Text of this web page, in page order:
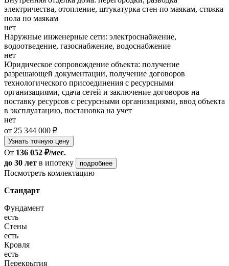
электричества, отопление, штукатурка стен по маякам, стяжка
пола по маякам
нет
Наружные инженерные сети: электроснабжение,
водоотведение, газоснабжение, водоснабжение
нет
Юридическое сопровождение объекта: получение
разрешающей документации, получение договоров
технологического присоединения с ресурсными
организациями, сдача сетей и заключение договоров на
поставку ресурсов с ресурсными организациями, ввод объекта
в эксплуатацию, постановка на учет
нет
от 25 344 000 ₽
Узнать точную цену
От 136 052 ₽/мес.
до 30 лет в ипотеку подробнее
Посмотреть комлектацию
Стандарт
Фундамент
есть
Стены
есть
Кровля
есть
Перекрытия